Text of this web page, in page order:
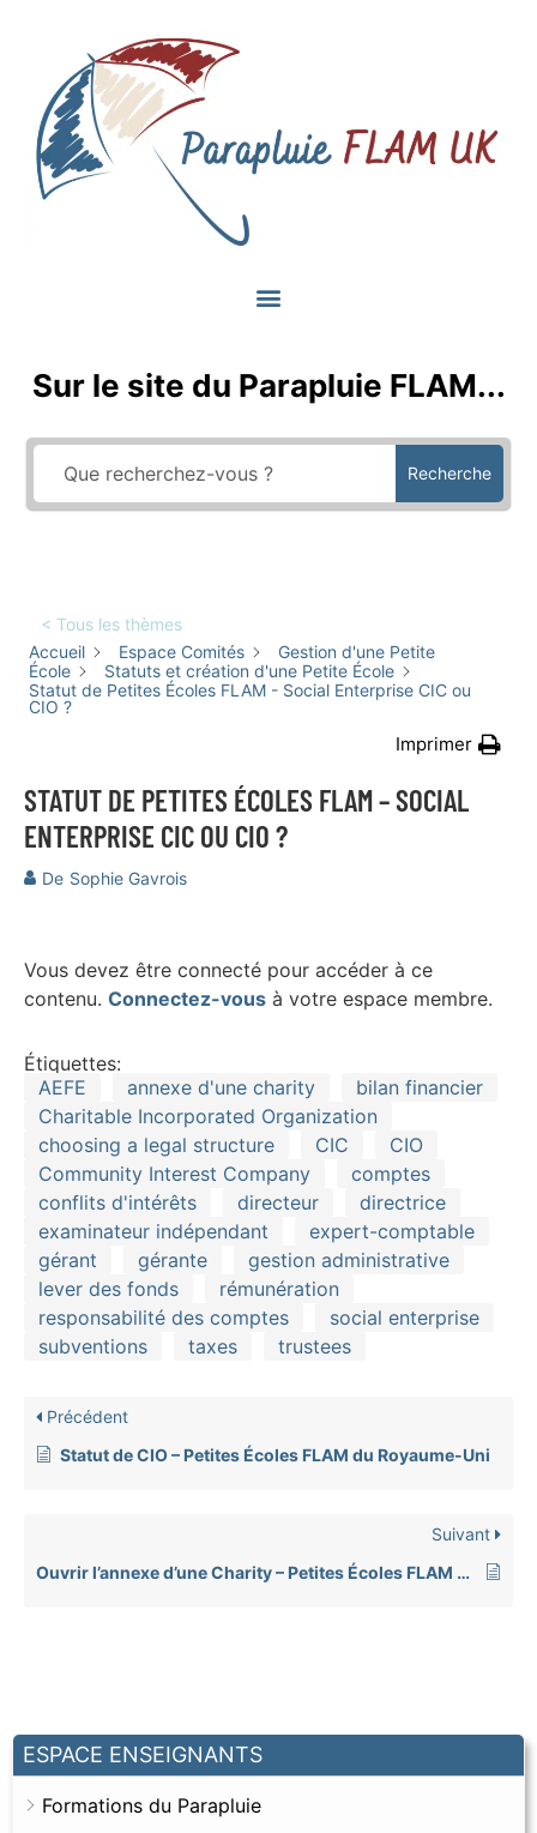
Sur le site du Parapluie FLAM...
Recherche
< Tous les thèmes
Accueil
Espace Comités
Gestion d'une Petite
École
Statuts et création d'une Petite École
Statut de Petites Écoles FLAM - Social Enterprise CIC ou
CIO ?
Imprimer
STATUT DE PETITES ÉCOLES FLAM – SOCIAL
ENTERPRISE CIC OU CIO ?
De Sophie Gavrois
Vous devez être connecté pour accéder à ce
contenu. Connectez-vous à votre espace membre.
Étiquettes:
AEFE
annexe d'une charity
bilan financier
Charitable Incorporated Organization
choosing a legal structure
CIC
CIO
Community Interest Company
comptes
conflits d'intérêts
directeur
directrice
examinateur indépendant
expert-comptable
gérant
gérante
gestion administrative
lever des fonds
rémunération
responsabilité des comptes
social enterprise
subventions
taxes trustees
Précédent
Statut de CIO – Petites Écoles FLAM du Royaume-Uni
Suivant
Ouvrir l’annexe d’une Charity – Petites Écoles FLAM du Royaume-uni
ESPACE ENSEIGNANTS
Formations du Parapluie